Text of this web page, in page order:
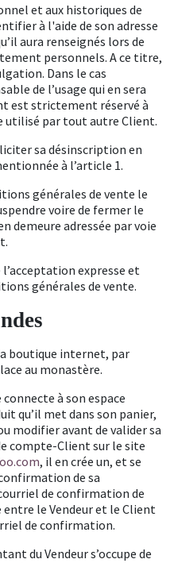
et aux historiques de
à l'aide de son adresse
aura renseignés lors de
personnels. A ce titre,
Dans le cas
de l’usage qui en sera
est strictement réservé à
utilisé par tout autre Client.
sa désinscription en
à l’article 1.
générales de vente le
voire de fermer le
demeure adressée par voie
expresse et
générales de vente.
boutique internet, par
au monastère.
à son espace
qu’il met dans son panier,
modifier avant de valider sa
compte-Client sur le site
, il en crée un, et se
de sa
de confirmation de
entre le Vendeuret le Client
de confirmation.
du Vendeur s’occupe de